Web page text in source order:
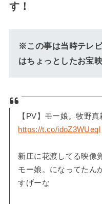
す！
※この事は当時テレ
はちょっとしたお宝
【PV】モー娘。牧野
https://t.co/idoZ3WUeql
新庄に花渡してる映像
モー娘。になってたん
すげーな